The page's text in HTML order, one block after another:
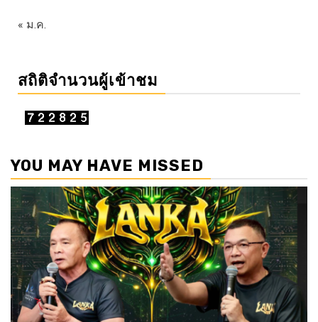
« ม.ค.
สถิติจำนวนผู้เข้าชม
YOU MAY HAVE MISSED